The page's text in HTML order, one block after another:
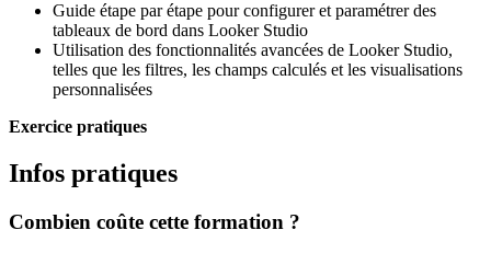
Guide étape par étape pour configurer et paramétrer des
tableaux de bord dans Looker Studio
Utilisation des fonctionnalités avancées de Looker Studio,
telles que les filtres, les champs calculés et les visualisations
personnalisées
Exercice pratiques
Infos pratiques
Combien coûte cette formation ?